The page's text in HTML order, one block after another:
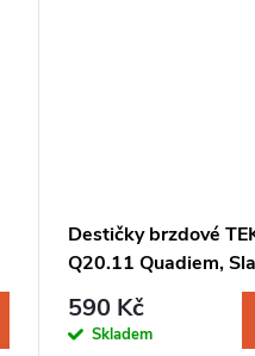
Destičky brzdové
Q20.11 Quadiem,
590 Kč
Skladem